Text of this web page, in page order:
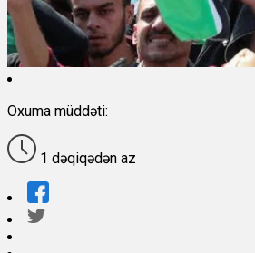
Oxuma müddəti:
1 dəqiqədən az